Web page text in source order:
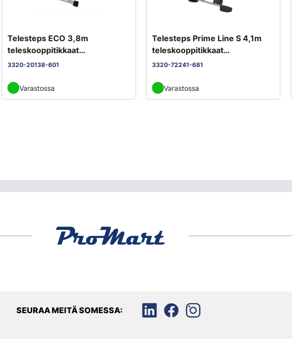
Telesteps ECO 3,8m
teleskooppitikkaat
tikasjalustalla
3320-20138-601
Varastossa
Telesteps Prime Line S 4,1m
teleskooppitikkaat
tikasjalustalla
3320-72241-681
Varastossa
SEURAA MEITÄ SOMESSA: